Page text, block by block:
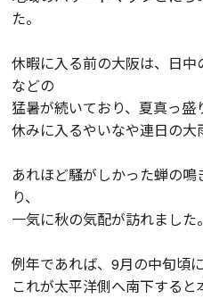
た。
休暇に入る前の大阪は、日
などの
猛暑が続いており、夏真っ盛
休みに入るやいなや連日の大
あれほど騒がしかった蝉の
り、
一気に秋の気配が訪れました。
例年であれば、9月の中旬頃
これが太平洋側へ南下すると